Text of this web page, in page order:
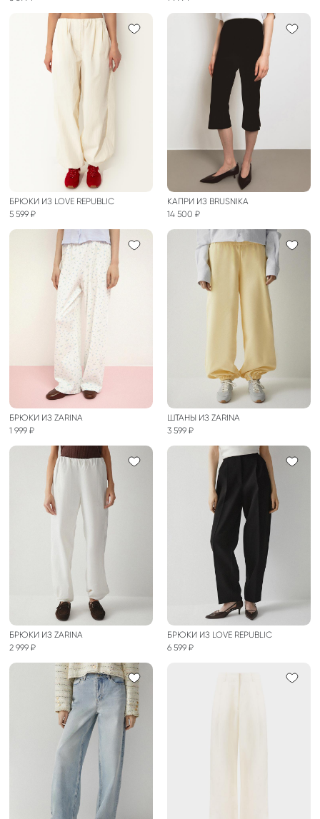
БРЮКИ ИЗ LOVE REPUBLIC
5 599 ₽
КАПРИ ИЗ BRUSNIKA
14 500 ₽
БРЮКИ ИЗ ZARINA
1 999 ₽
ШТАНЫ ИЗ ZARINA
3 599 ₽
БРЮКИ ИЗ ZARINA
2 999 ₽
БРЮКИ ИЗ LOVE REPUBLIC
6 599 ₽